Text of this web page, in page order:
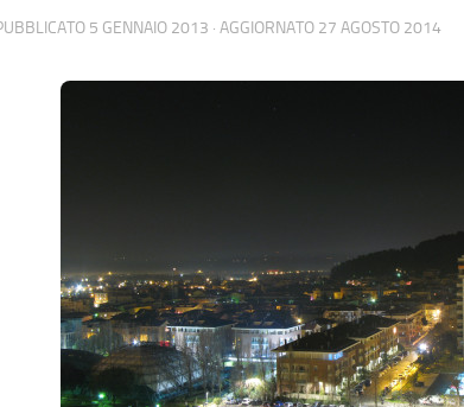
5 GENNAIO 2013 · AGGIORNATO 27 AGOSTO 2014